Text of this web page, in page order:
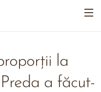
la
a făcut-